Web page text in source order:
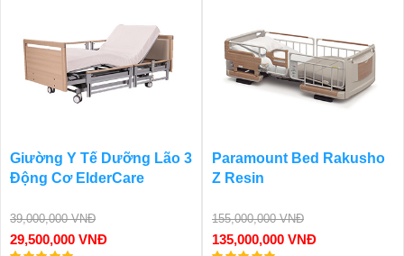
Giường Y Tế Dưỡng Lão 3
Động Cơ ElderCare
39,000,000 VNĐ
29,500,000 VNĐ
Paramount Bed Rakusho
Z Resin
155,000,000 VNĐ
135,000,000 VNĐ